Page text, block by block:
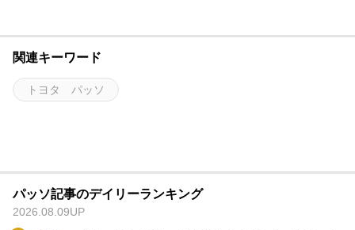
関連キーワード
トヨタ パッソ
パッソ記事のデイリーランキング
2026.08.09UP